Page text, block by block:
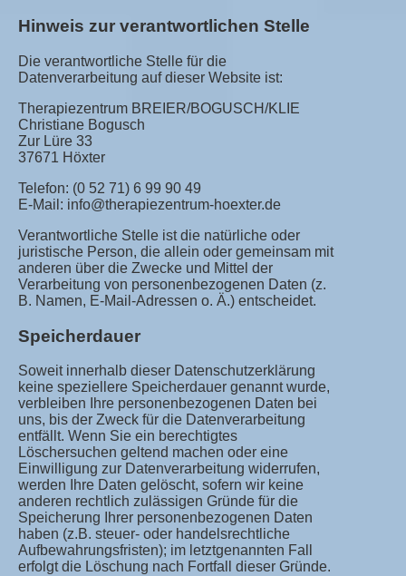
Hinweis zur verantwortlichen Stelle
Die verantwortliche Stelle für die
Datenverarbeitung auf dieser Website ist:
Therapiezentrum BREIER/BOGUSCH/KLIE
Christiane Bogusch
Zur Lüre 33
37671 Höxter
Telefon: (0 52 71) 6 99 90 49
E-Mail: info@therapiezentrum-hoexter.de
Verantwortliche Stelle ist die natürliche oder
juristische Person, die allein oder gemeinsam mit
anderen über die Zwecke und Mittel der
Verarbeitung von personenbezogenen Daten (z.
B. Namen, E-Mail-Adressen o. Ä.) entscheidet.
Speicherdauer
Soweit innerhalb dieser Datenschutzerklärung
keine speziellere Speicherdauer genannt wurde,
verbleiben Ihre personenbezogenen Daten bei
uns, bis der Zweck für die Datenverarbeitung
entfällt. Wenn Sie ein berechtigtes
Löschersuchen geltend machen oder eine
Einwilligung zur Datenverarbeitung widerrufen,
werden Ihre Daten gelöscht, sofern wir keine
anderen rechtlich zulässigen Gründe für die
Speicherung Ihrer personenbezogenen Daten
haben (z.B. steuer- oder handelsrechtliche
Aufbewahrungsfristen); im letztgenannten Fall
erfolgt die Löschung nach Fortfall dieser Gründe.